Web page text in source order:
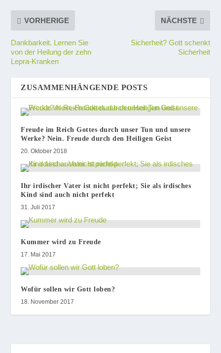
VORHERIGE
Dankbarkeit. Lernen Sie
von der Heilung der zehn
Lepra-Kranken
NÄCHSTE
Sicherheit? Gott schenkt
Sicherheit
ZUSAMMENHÄNGENDE POSTS
Freude im Reich Gottes durch unser Tun und unsere
Werke? Nein. Freude durch den Heiligen Geist
20. Oktober 2018
Ihr irdischer Vater ist nicht perfekt; Sie als irdisches
Kind sind auch nicht perfekt
31. Juli 2017
Kummer wird zu Freude
17. Mai 2017
Wofür sollen wir Gott loben?
18. November 2017